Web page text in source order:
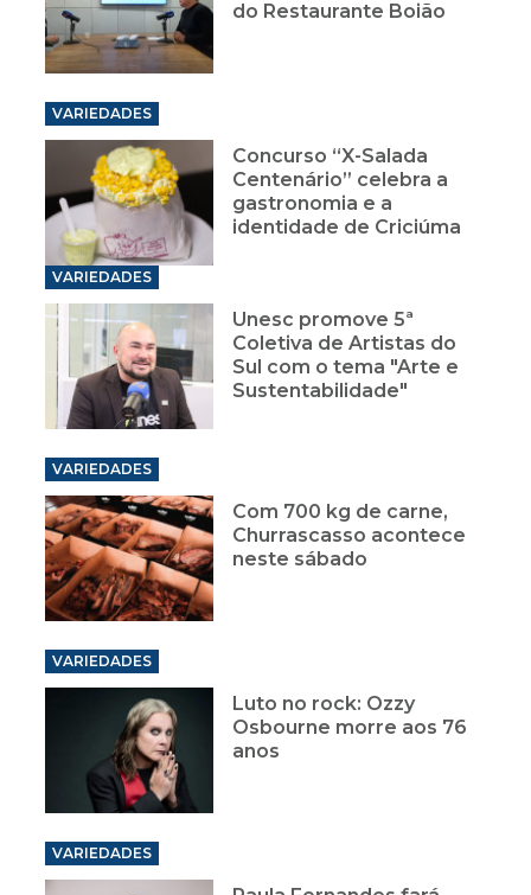
do Restaurante Boião
VARIEDADES
Concurso “X-Salada
Centenário” celebra a
gastronomia e a
identidade de Criciúma
VARIEDADES
Unesc promove 5ª
Coletiva de Artistas do
Sul com o tema "Arte e
Sustentabilidade"
VARIEDADES
Com 700 kg de carne,
Churrascasso acontece
neste sábado
VARIEDADES
Luto no rock: Ozzy
Osbourne morre aos 76
anos
VARIEDADES